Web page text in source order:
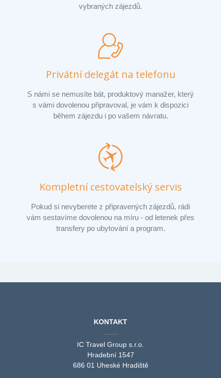
vybraných zájezdů.
Privátní delegát na telefonu
S námi se nemusíte bát, produktový manažer, který
s vámi dovolenou připravoval, je vám k dispozici
během zájezdu i po vašem návratu.
Kompletní cestovatelský servis
Pokud si nevyberete z připravených zájezdů, rádi
vám sestavíme dovolenou na míru - od letenek přes
transfery po ubytování a program.
KONTAKT
IC Travel Group s.r.o.
Hradební 1547
686 01 Uheské Hradiště